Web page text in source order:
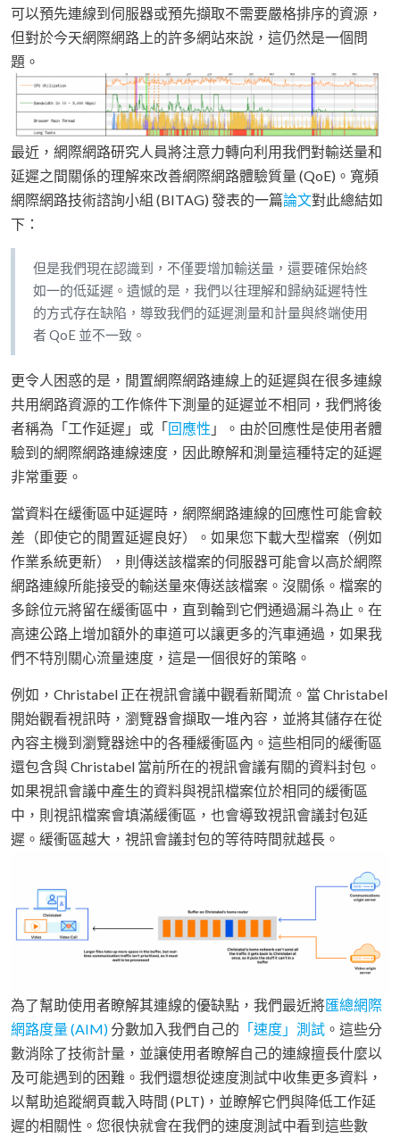
可以預先連線到伺服器或預先擷取不需要嚴格排序的資源，
但對於今天網際網路上的許多網站來說，這仍然是一個問
題。
最近，網際網路研究人員將注意力轉向利用我們對輸送量和
延遲之間關係的理解來改善網際網路體驗質量 (QoE)。寬頻
網際網路技術諮詢小組 (BITAG) 發表的一篇論文對此總結如
下：
但是我們現在認識到，不僅要增加輸送量，還要確保始終
如一的低延遲。遺憾的是，我們以往理解和歸納延遲特性
的方式存在缺陷，導致我們的延遲測量和計量與終端使用
者 QoE 並不一致。
更令人困惑的是，閒置網際網路連線上的延遲與在很多連線
共用網路資源的工作條件下測量的延遲並不相同，我們將後
者稱為「工作延遲」或「回應性 」。由於回應性是使用者體
驗到的網際網路連線速度，因此瞭解和測量這種特定的延遲
非常重要。
當資料在緩衝區中延遲時，網際網路連線的回應性可能會較
差（即使它的閒置延遲良好）。如果您下載大型檔案（例如
作業系統更新），則傳送該檔案的伺服器可能會以高於網際
網路連線所能接受的輸送量來傳送該檔案。沒關係。檔案的
多餘位元將留在緩衝區中，直到輪到它們通過漏斗為止。在
高速公路上增加額外的車道可以讓更多的汽車通過，如果我
們不特別關心流量速度，這是一個很好的策略。
例如，Christabel 正在視訊會議中觀看新聞流。當 Christabel
開始觀看視訊時，瀏覽器會擷取一堆內容，並將其儲存在從
內容主機到瀏覽器途中的各種緩衝區內。這些相同的緩衝區
還包含與 Christabel 當前所在的視訊會議有關的資料封包。
如果視訊會議中產生的資料與視訊檔案位於相同的緩衝區
中，則視訊檔案會填滿緩衝區，也會導致視訊會議封包延
遲。緩衝區越大，視訊會議封包的等待時間就越長。
為了幫助使用者瞭解其連線的優缺點，我們最近將匯總網際
網路度量 (AIM)分數加入我們自己的 「速度」測試 。這些分
數消除了技術計量，並讓使用者瞭解自己的連線擅長什麼以
及可能遇到的困難。我們還想從速度測試中收集更多資料，
以幫助追蹤網頁載入時間 (PLT)，並瞭解它們與降低工作延
遲的相關性。您很快就會在我們的速度測試中看到這些數